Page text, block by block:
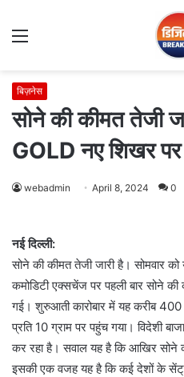
Menu
बिज़नेस
सोने की कीमत तेजी
GOLD नए शिखर पर
webadmin April 8, 2024 0
नई दिल्ली:
सोने की कीमत तेजी जारी है। सोमवार
कमोडिटी एक्सचेंज पर पहली बार सोने
गई। शुरुआती कारोबार में यह करीब
प्रति 10 ग्राम पर पहुंच गया। विदेशी
कर रहा है। सवाल यह है कि आखिर सोने
इसकी एक वजह यह है कि कई देशों के